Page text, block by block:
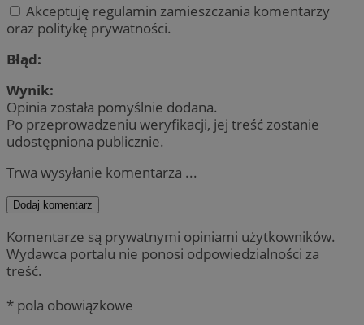
Akceptuję regulamin zamieszczania komentarzy
oraz politykę prywatności.
Błąd:
Wynik:
Opinia została pomyślnie dodana.
Po przeprowadzeniu weryfikacji, jej treść zostanie
udostępniona publicznie.
Trwa wysyłanie komentarza ...
Dodaj komentarz
Komentarze są prywatnymi opiniami użytkowników.
Wydawca portalu nie ponosi odpowiedzialności za
treść.
* pola obowiązkowe